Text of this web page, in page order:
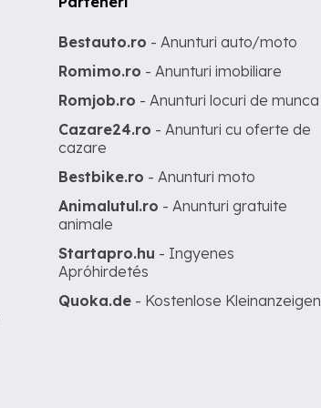
Bestauto.ro - Anunturi auto/moto
Romimo.ro - Anunturi imobiliare
Romjob.ro - Anunturi locuri de munca
Cazare24.ro - Anunturi cu oferte de
cazare
Bestbike.ro - Anunturi moto
Animalutul.ro - Anunturi gratuite
animale
Startapro.hu - Ingyenes
Apróhirdetés
Quoka.de - Kostenlose Kleinanzeigen